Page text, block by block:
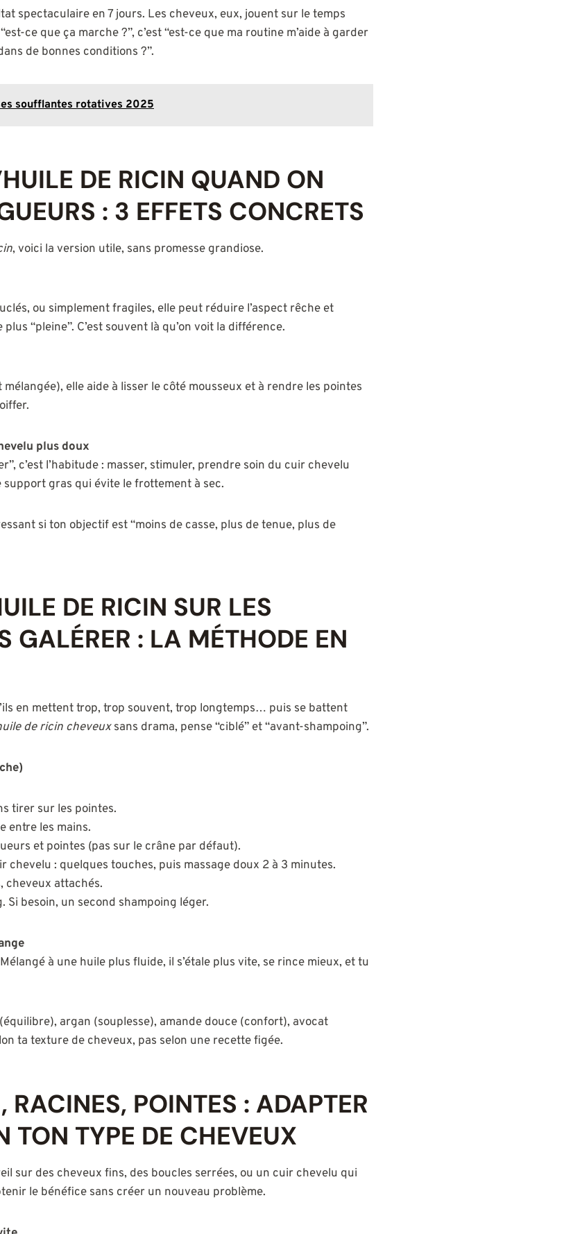
spectaculaire en 7 jours. Les cheveux, eux, jouent sur le temps
ce que ça marche ?”, c’est “est-ce que ma routine m’aide à garder
de bonnes conditions ?”.
soufflantes rotatives 2025
DE RICIN QUAND ON
: 3 EFFETS CONCRETS
, voici la version utile, sans promesse grandiose.
ou simplement fragiles, elle peut réduire l’aspect rêche et
“pleine”. C’est souvent là qu’on voit la différence.
elle aide à lisser le côté mousseux et à rendre les pointes
plus doux
c’est l’habitude : masser, stimuler, prendre soin du cuir chevelu
support gras qui évite le frottement à sec.
si ton objectif est “moins de casse, plus de tenue, plus de
DE RICIN SUR LES
GALÉRER : LA MÉTHODE EN
en mettent trop, trop souvent, trop longtemps… puis se battent
de ricin cheveuxsans drama, pense “ciblé” et “avant-shampoing”.
tirer sur les pointes.
entre les mains.
et pointes (pas sur le crâne par défaut).
chevelu : quelques touches, puis massage doux 2 à 3 minutes.
cheveux attachés.
Si besoin, un second shampoing léger.
à une huile plus fluide, il s’étale plus vite, se rince mieux, et tu
argan (souplesse), amande douce (confort), avocat
ta texture de cheveux, pas selon une recette figée.
RACINES, POINTES : ADAPTER
TON TYPE DE CHEVEUX
sur des cheveux fins, des boucles serrées, ou un cuir chevelu qui
le bénéfice sans créer un nouveau problème.